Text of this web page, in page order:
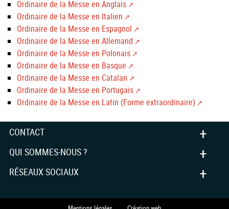
Ordinaire de la Messe en Anglais
Ordinaire de la Messe en Italien
Ordinaire de la Messe en Espagnol
Ordinaire de la Messe en Allemand
Ordinaire de la Messe en Polonais
Ordinaire de la Messe en Basque
Ordinaire de la Messe en Catalan
Ordinaire de la Messe en Portugais
Ordinaire de la Messe en Latin (Forme extraordinaire)
CONTACT +
QUI SOMMES-NOUS ? +
RÉSEAUX SOCIAUX +